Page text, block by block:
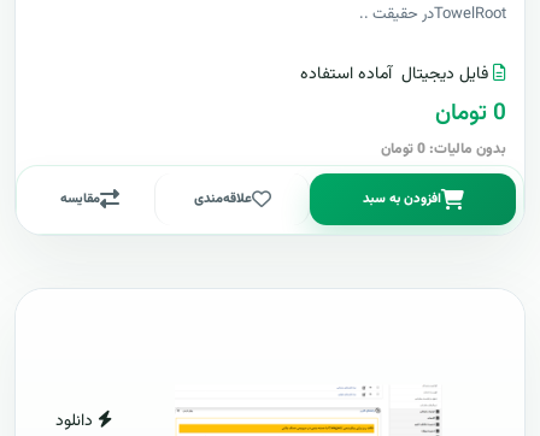
TowelRootدر حقيقت ..
فایل دیجیتال آماده استفاده
0 تومان
بدون مالیات: 0 تومان
افزودن به سبد علاقه‌مندی مقایسه
دانلود